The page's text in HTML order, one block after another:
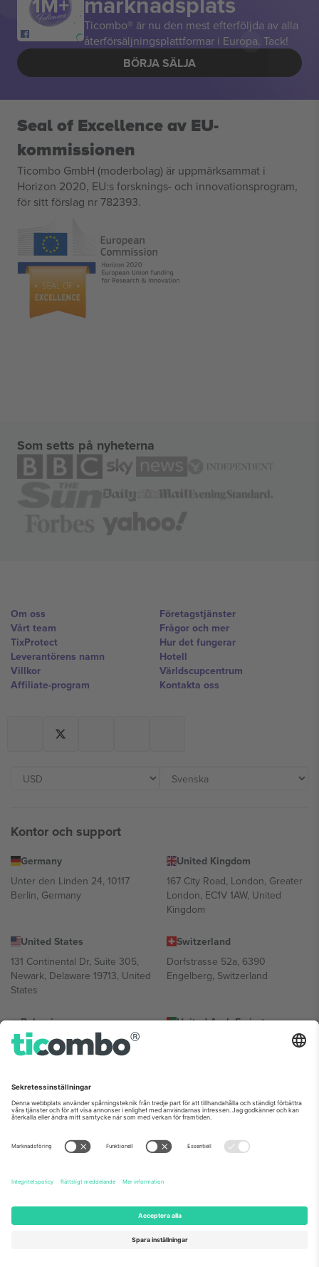
Ticombo® är nu den mest efterföljda av alla
återförsäljningsplattformar i Europa. Tack!
BÖRJA SÄLJA
Seal of Excellence av EU-
kommissionen
Ticombo GmbH (moderbolag) är uppmärksammat i
Horizon 2020, EU:s forsknings- och innovationsprogram,
för sitt förslag nr 782393.
Som setts på nyheterna
Om oss
Vårt team
TixProtect
Leverantörens namn
Villkor
Affiliate-program
Företagstjänster
Frågor och mer
Hur det fungerar
Hotell
Världscupcentrum
Kontakta oss
Kontor och support
Germany
Unter den Linden 24, 10117
Berlin, Germany
United Kingdom
167 City Road, London, Greater
London, EC1V 1AW, United
Kingdom
United States
131 Continental Dr, Suite 305,
Newark, Delaware 19713, United
States
Switzerland
Dorfstrasse 52a, 6390
Engelberg, Switzerland
Bulgaria
Regus Sofia City West, bul
Totleben 53-55, 1606 Sofia,
United Arab Emirates
UAE Dubai Silicon Oasis, DDP
Mexico
Av Chapultepec 360, Roma
Norte, Cuauhtémoc, 06700
Ciudad de México, CDMX,
plats, evenemang och/eller domän. För detaljer, se specifik
evenemangssida, avtryck och villkor.,Leverantörens namn
© 2026 Ticombo. Alla rättigheter förbehållna.